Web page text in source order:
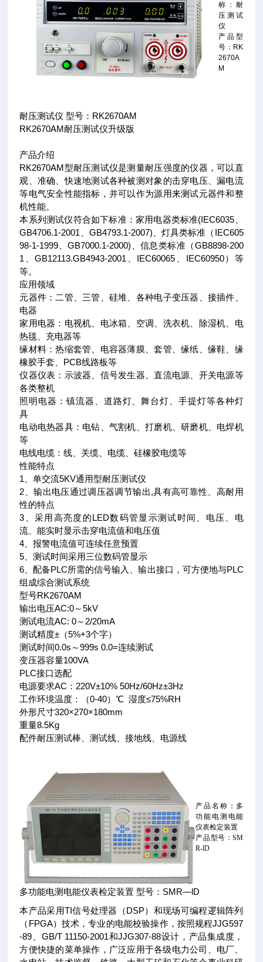
称：耐
压测试
仪
产品型
号：RK
2670A
M
耐压测试仪 型号：RK2670AM
RK2670AM耐压测试仪升级版
产品介绍
RK2670AM型耐压测试仪是测量耐压强度的仪器，可以直
观、准确、快速地测试各种被测对象的击穿电压、漏电流
等电气安全性能指标，并可以作为源用来测试元器件和整
机性能。
本系列测试仪符合如下标准：家用电器类标准(IEC6035、
GB4706.1-2001、GB4793.1-2007)、灯具类标准（IEC605
98-1-1999、GB7000.1-2000)、信息类标准（GB8898-200
1、GB12113.GB4943-2001、IEC60065、IEC60950）等
等。
应用领域
元器件：二管、三管、硅堆、各种电子变压器、接插件、
电器
家用电器：电视机、电冰箱、空调、洗衣机、除湿机、电
热毯、充电器等
缘材料：热缩套管、电容器薄膜、套管、缘纸、缘鞋、缘
橡胶手套、PCB线路板等
仪器仪表：示波器、信号发生器、直流电源、开关电源等
各类整机
照明电器：镇流器、道路灯、舞台灯、手提灯等各种灯
具
电动电热器具：电钻、气割机、打磨机、研磨机、电焊机
等
电线电缆：线、关缆、电缆、硅橡胶电缆等
性能特点
1、单交流5KV通用型耐压测试仪
2、输出电压通过调压器调节输出,具有高可靠性、高耐用
性的特点
3、采用高亮度的LED数码管显示测试时间、电压、电
流、能实时显示击穿电流值和电压值
4、报警电流值可连续任意预置
5、测试时间采用三位数码管显示
6、配备PLC所需的信号输入、输出接口，可方便地与PLC
组成综合测试系统
型号RK2670AM
输出电压AC:0～5kV
测试电流AC: 0～2/20mA
测试精度±（5%+3个字）
测试时间0.0s～999s 0.0=连续测试
变压器容量100VA
PLC接口选配
电源要求AC：220V±10% 50Hz/60Hz±3Hz
工作环境温度：（0-40）℃ 湿度≤75%RH
外形尺寸320×270×180mm
重量8.5Kg
配件耐压测试棒、测试线、接地线、电源线
产品名称：多
功能电测电能
仪表检定装置
产品型号：SM
R-lD
多功能电测电能仪表检定装置 型号：SMR—lD
本产品采用TI信号处理器（DSP）和现场可编程逻辑阵列
（FPGA）技术，专业的电能校验操作，按照规程JJG597
-89、GB/T 11150-2001和JJG307-88设计，产品集成度，
方便快捷的菜单操作，广泛应用于各级电力公司、电厂、